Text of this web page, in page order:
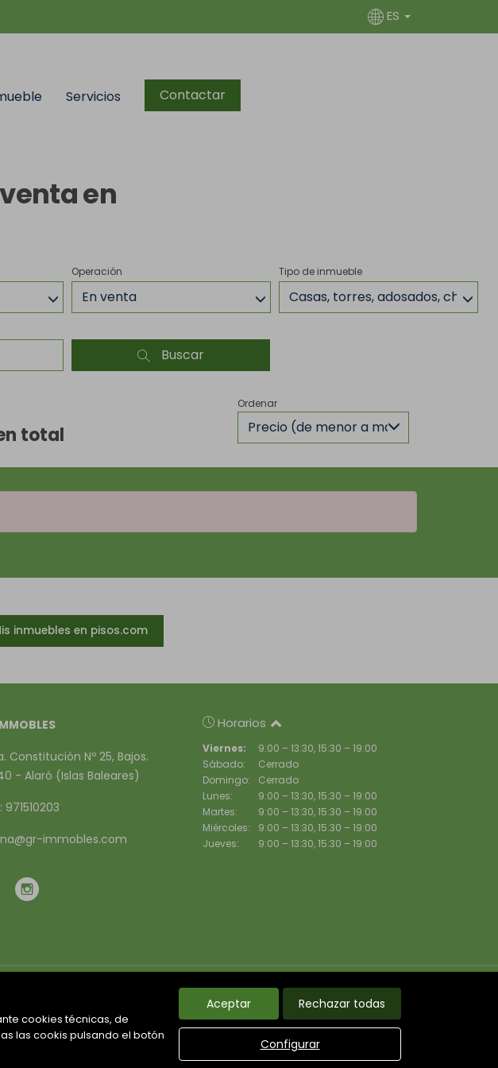
cookies técnicas, de
las cookis pulsando el botón
Aceptar Rechazar todas
Configurar
ES
Servicios Contactar
en
Operación
En venta
Tipo de inmueble
Casas, torres, adosados, chalets
Buscar
total
Ordenar
Precio (de menor a mayor)
inmuebles en pisos.com
Constitución Nº 25, Bajos.
- Alaró (Islas Baleares)
971510203
immobles.com
Horarios
Viernes:
9:00 – 13:30, 15:30 – 19:00
Sábado:
Cerrado
Domingo:
Cerrado
Lunes:
9:00 – 13:30, 15:30 – 19:00
Martes:
9:00 – 13:30, 15:30 – 19:00
Miércoles:
9:00 – 13:30, 15:30 – 19:00
Jueves:
9:00 – 13:30, 15:30 – 19:00
Inmuebles destacados Noticias Política de cookies
www.gr-immobles.com